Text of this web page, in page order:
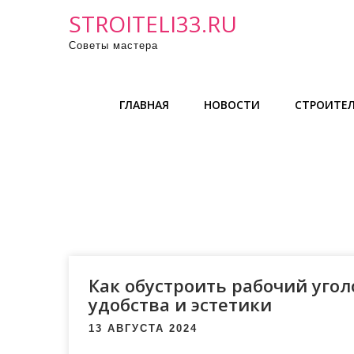
STROITELI33.RU
Советы мастера
ГЛАВНАЯ НОВОСТИ
Как обустроить рабочий
удобства и эстетики
13 АВГУСТА 2024